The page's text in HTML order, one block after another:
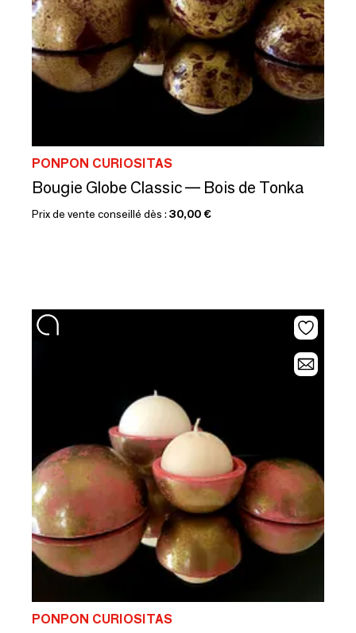
PONPON CURIOSITAS
Bougie Globe Classic — Bois de Tonka
Prix de vente conseillé dès : 30,00 €
PONPON CURIOSITAS